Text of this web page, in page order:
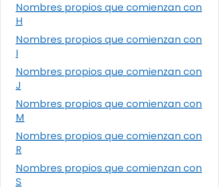
Nombres propios que comienzan con
H
Nombres propios que comienzan con
I
Nombres propios que comienzan con
J
Nombres propios que comienzan con
M
Nombres propios que comienzan con
R
Nombres propios que comienzan con
S